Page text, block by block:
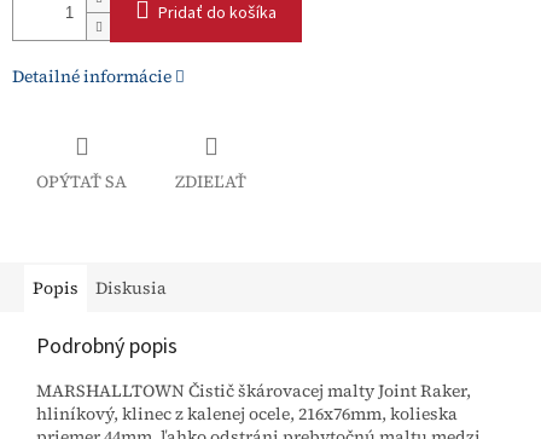
Pridať do košíka
Detailné informácie
OPÝTAŤ SA ZDIEĽAŤ
Popis Diskusia
Podrobný popis
MARSHALLTOWN Čistič škárovacej malty Joint Raker,
hliníkový, klinec z kalenej ocele, 216x76mm, kolieska